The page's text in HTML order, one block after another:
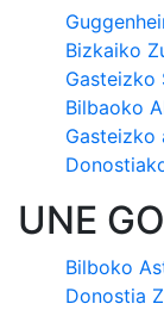
Bizkaiko
Gasteizko
Bilbaoko
Gasteizko
UNE
Bilboko
Donostia